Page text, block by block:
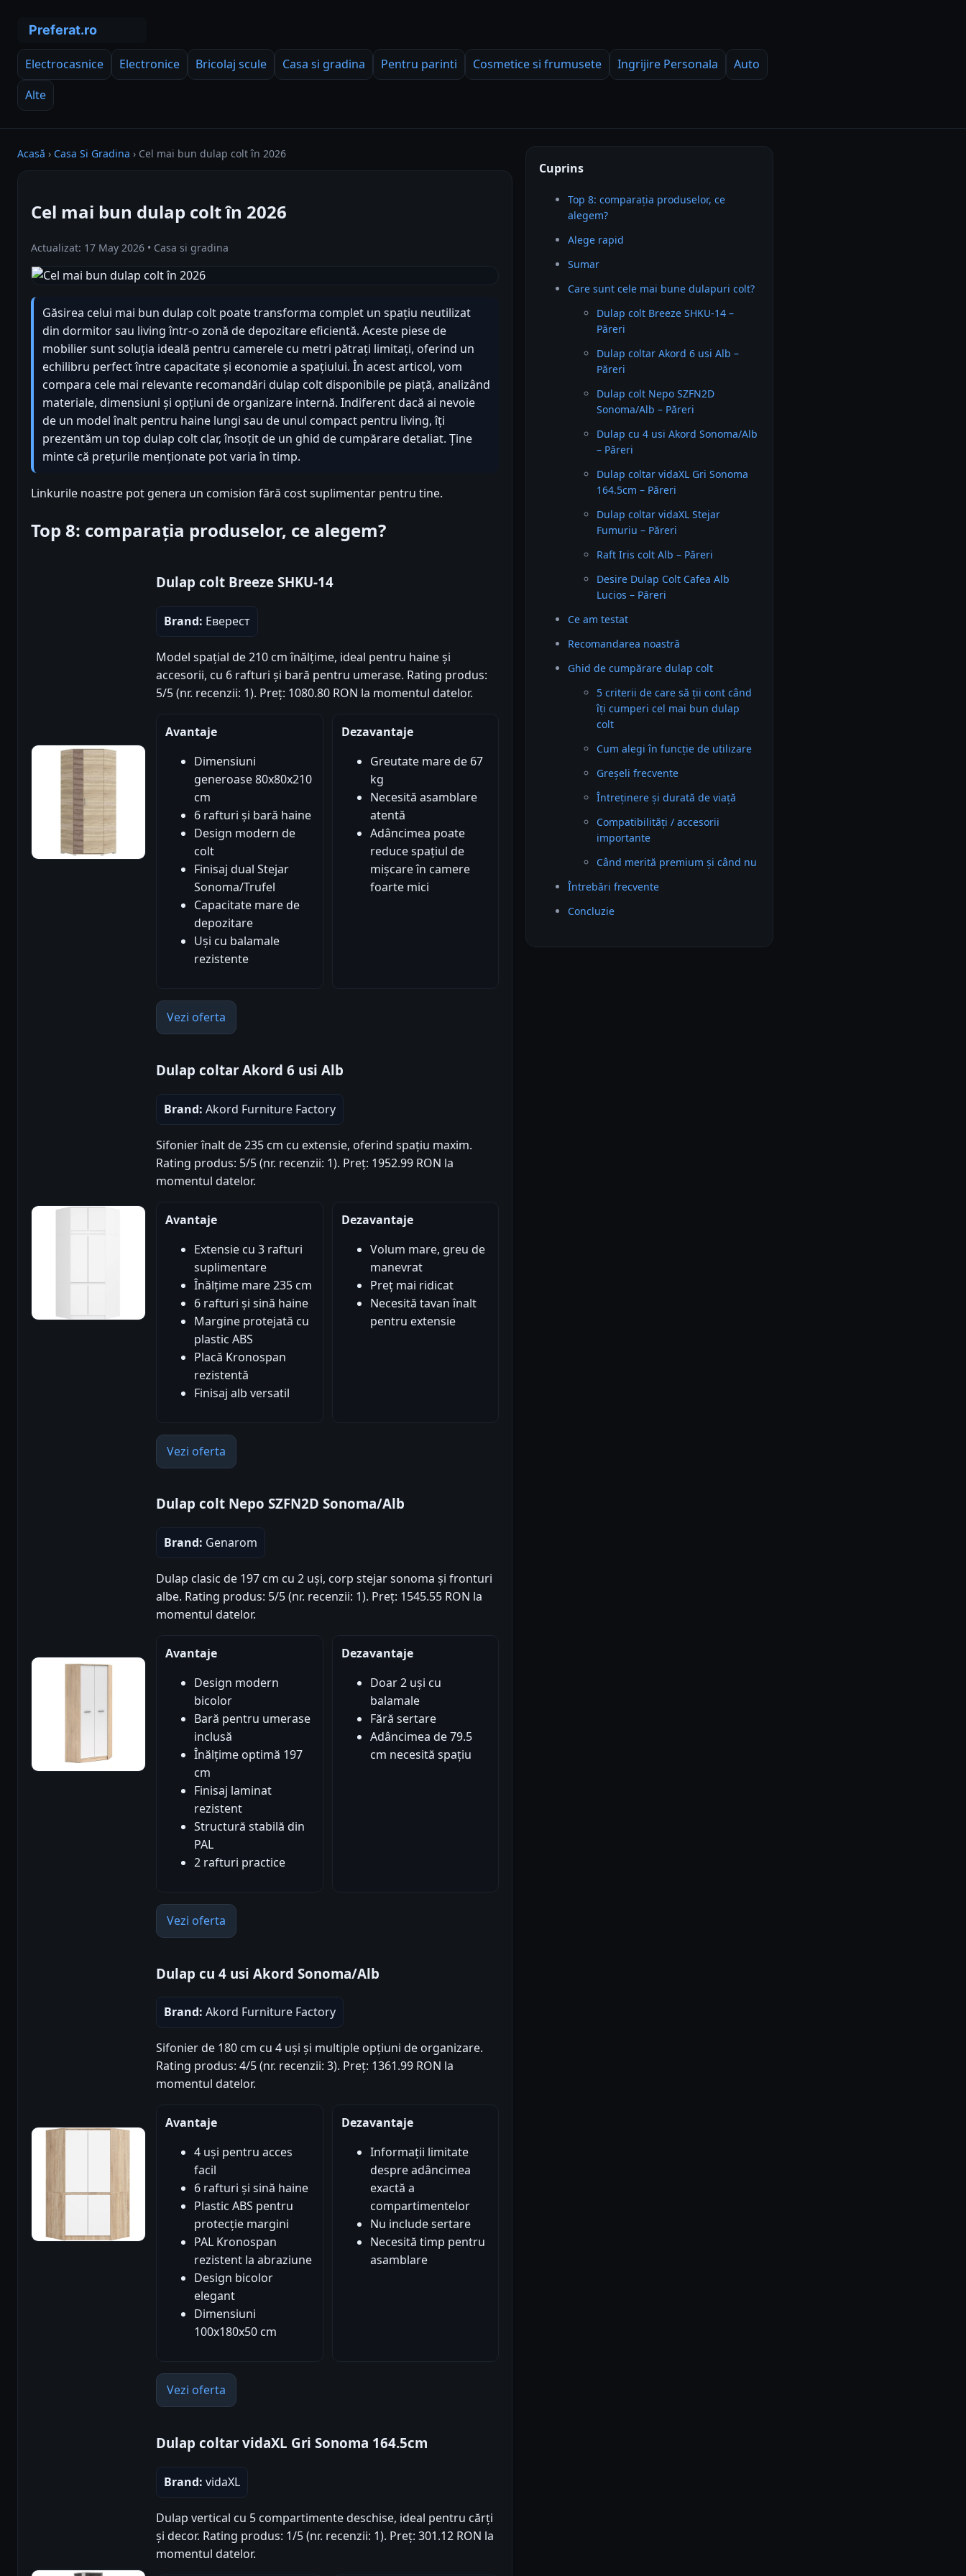
Electrocasnice Electronice Bricolaj scule Casa si gradina Pentru parinti Cosmetice si frumusete Ingrijire Personala
Auto
Alte
Acasă › Casa Si Gradina › Cel mai bun dulap colt în 2026
Cel mai bun dulap colt în 2026
Actualizat: 17 May 2026 • Casa si gradina
Găsirea celui mai bun dulap colt poate transforma complet un spațiu neutilizat
din dormitor sau living într-o zonă de depozitare eficientă. Aceste piese de
mobilier sunt soluția ideală pentru camerele cu metri pătrați limitați, oferind un
echilibru perfect între capacitate și economie a spațiului. În acest articol, vom
compara cele mai relevante recomandări dulap colt disponibile pe piață, analizând
materiale, dimensiuni și opțiuni de organizare internă. Indiferent dacă ai nevoie
de un model înalt pentru haine lungi sau de unul compact pentru living, îți
prezentăm un top dulap colt clar, însoțit de un ghid de cumpărare detaliat. Ține
minte că prețurile menționate pot varia în timp.
Linkurile noastre pot genera un comision fără cost suplimentar pentru tine.
Top 8: comparația produselor, ce alegem?
Dulap colt Breeze SHKU-14
Brand: Еверест
Model spațial de 210 cm înălțime, ideal pentru haine și
accesorii, cu 6 rafturi și bară pentru umerase. Rating produs:
5/5 (nr. recenzii: 1). Preț: 1080.80 RON la momentul datelor.
Avantaje
Dimensiuni
generoase 80x80x210
cm
6 rafturi și bară haine
Design modern de
colt
Finisaj dual Stejar
Sonoma/Trufel
Capacitate mare de
depozitare
Uși cu balamale
rezistente
Dezavantaje
Greutate mare de 67
kg
Necesită asamblare
atentă
Adâncimea poate
reduce spațiul de
mișcare în camere
foarte mici
Vezi oferta
Dulap coltar Akord 6 usi Alb
Brand: Akord Furniture Factory
Sifonier înalt de 235 cm cu extensie, oferind spațiu maxim.
Rating produs: 5/5 (nr. recenzii: 1). Preț: 1952.99 RON la
momentul datelor.
Avantaje
Extensie cu 3 rafturi
suplimentare
Înălțime mare 235 cm
6 rafturi și sină haine
Margine protejată cu
plastic ABS
Placă Kronospan
rezistentă
Finisaj alb versatil
Dezavantaje
Volum mare, greu de
manevrat
Preț mai ridicat
Necesită tavan înalt
pentru extensie
Vezi oferta
Dulap colt Nepo SZFN2D Sonoma/Alb
Brand: Genarom
Dulap clasic de 197 cm cu 2 uși, corp stejar sonoma și fronturi
albe. Rating produs: 5/5 (nr. recenzii: 1). Preț: 1545.55 RON la
momentul datelor.
Avantaje
Design modern
bicolor
Bară pentru umerase
inclusă
Înălțime optimă 197
cm
Finisaj laminat
rezistent
Structură stabilă din
PAL
2 rafturi practice
Dezavantaje
Doar 2 uși cu
balamale
Fără sertare
Adâncimea de 79.5
cm necesită spațiu
Vezi oferta
Dulap cu 4 usi Akord Sonoma/Alb
Brand: Akord Furniture Factory
Sifonier de 180 cm cu 4 uși și multiple opțiuni de organizare.
Rating produs: 4/5 (nr. recenzii: 3). Preț: 1361.99 RON la
momentul datelor.
Avantaje
4 uși pentru acces
facil
6 rafturi și sină haine
Plastic ABS pentru
protecție margini
PAL Kronospan
rezistent la abraziune
Design bicolor
elegant
Dimensiuni
100x180x50 cm
Dezavantaje
Informații limitate
despre adâncimea
exactă a
compartimentelor
Nu include sertare
Necesită timp pentru
asamblare
Vezi oferta
Dulap coltar vidaXL Gri Sonoma 164.5cm
Brand: vidaXL
Dulap vertical cu 5 compartimente deschise, ideal pentru cărți
și decor. Rating produs: 1/5 (nr. recenzii: 1). Preț: 301.12 RON la
momentul datelor.
Cuprins
Top 8: comparația produselor, ce
alegem?
Alege rapid
Sumar
Care sunt cele mai bune dulapuri colt?
Dulap colt Breeze SHKU-14 –
Păreri
Dulap coltar Akord 6 usi Alb –
Păreri
Dulap colt Nepo SZFN2D
Sonoma/Alb – Păreri
Dulap cu 4 usi Akord Sonoma/Alb
– Păreri
Dulap coltar vidaXL Gri Sonoma
164.5cm – Păreri
Dulap coltar vidaXL Stejar
Fumuriu – Păreri
Raft Iris colt Alb – Păreri
Desire Dulap Colt Cafea Alb
Lucios – Păreri
Ce am testat
Recomandarea noastră
Ghid de cumpărare dulap colt
5 criterii de care să ții cont când
îți cumperi cel mai bun dulap
colt
Cum alegi în funcție de utilizare
Greșeli frecvente
Întreținere și durată de viață
Compatibilități / accesorii
importante
Când merită premium și când nu
Întrebări frecvente
Concluzie